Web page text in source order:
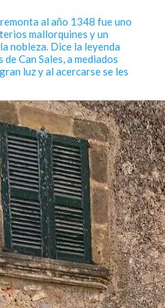
al año 1348 fue uno
mallorquines y un
nobleza. Dice la leyenda
Can Sales, a mediados
luz y al acercarse se les